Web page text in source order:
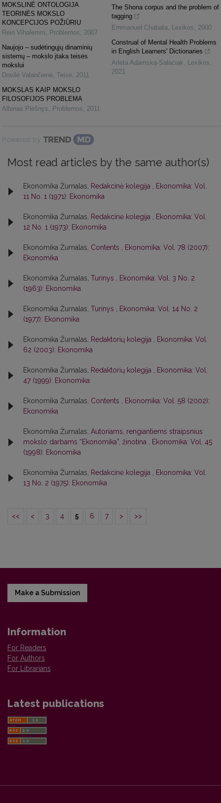
MOKSLINĖ ONTOLOGIJA
TEORINĖS MOKSLO
KONCEPCIJOS POŽIŪRIU
Rein Vihalemm, Problemos, 2007
Naujojo – sudėtingųjų dinaminių
sistemų – mokslo įtaka teisės
mokslui
Dovilė Valančienė, Teisė, 2011
MOKSLAS KAIP MOKSLO
FILOSOFIJOS PROBLEMA
Albinas Plėšnys, Problemos, 2011
The Shona corpus and the problem of
tagging
Emmanuel Chabata, Lexikos, 2000
Construal of Mental Health Problems
in English Learners' Dictionaries
Arleta Adamska-Sałaciak, Lexikos,
2021
Powered by
Most read articles by the same author(s)
Ekonomika Žurnalas, Redakcinė kolegija
Ekonomika: Vol.
11 No. 1 (1971): Ekonomika
Ekonomika Žurnalas, Redakcinė kolegija
Ekonomika: Vol.
12 No. 1 (1973): Ekonomika
Ekonomika Žurnalas, Contents
Ekonomika: Vol. 78 (2007):
Ekonomika
Ekonomika Žurnalas, Turinys
Ekonomika: Vol. 3 No. 2
(1963): Ekonomika
Ekonomika Žurnalas, Turinys
Ekonomika: Vol. 14 No. 2
(1977): Ekonomika
Ekonomika Žurnalas, Redaktorių kolegija
Ekonomika: Vol.
62 (2003): Ekonomika
Ekonomika Žurnalas, Redaktorių kolegija
Ekonomika: Vol.
47 (1999): Ekonomika
Ekonomika Žurnalas, Contents
Ekonomika: Vol. 58 (2002):
Ekonomika
Ekonomika Žurnalas, Autoriams, rengiantiems straipsnius
mokslo darbams “Ekonomika”, žinotina
Ekonomika: Vol. 45
(1998): Ekonomika
Ekonomika Žurnalas, Redakcinė kolegija
Ekonomika: Vol.
13 No. 2 (1975): Ekonomika
<< < 3 4 5 6 7 > >>
Make a Submission
Information
For Readers
For Authors
For Librarians
Latest publications